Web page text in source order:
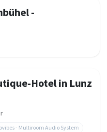
-
Hotel in Lunz
- Multiroom Audio System